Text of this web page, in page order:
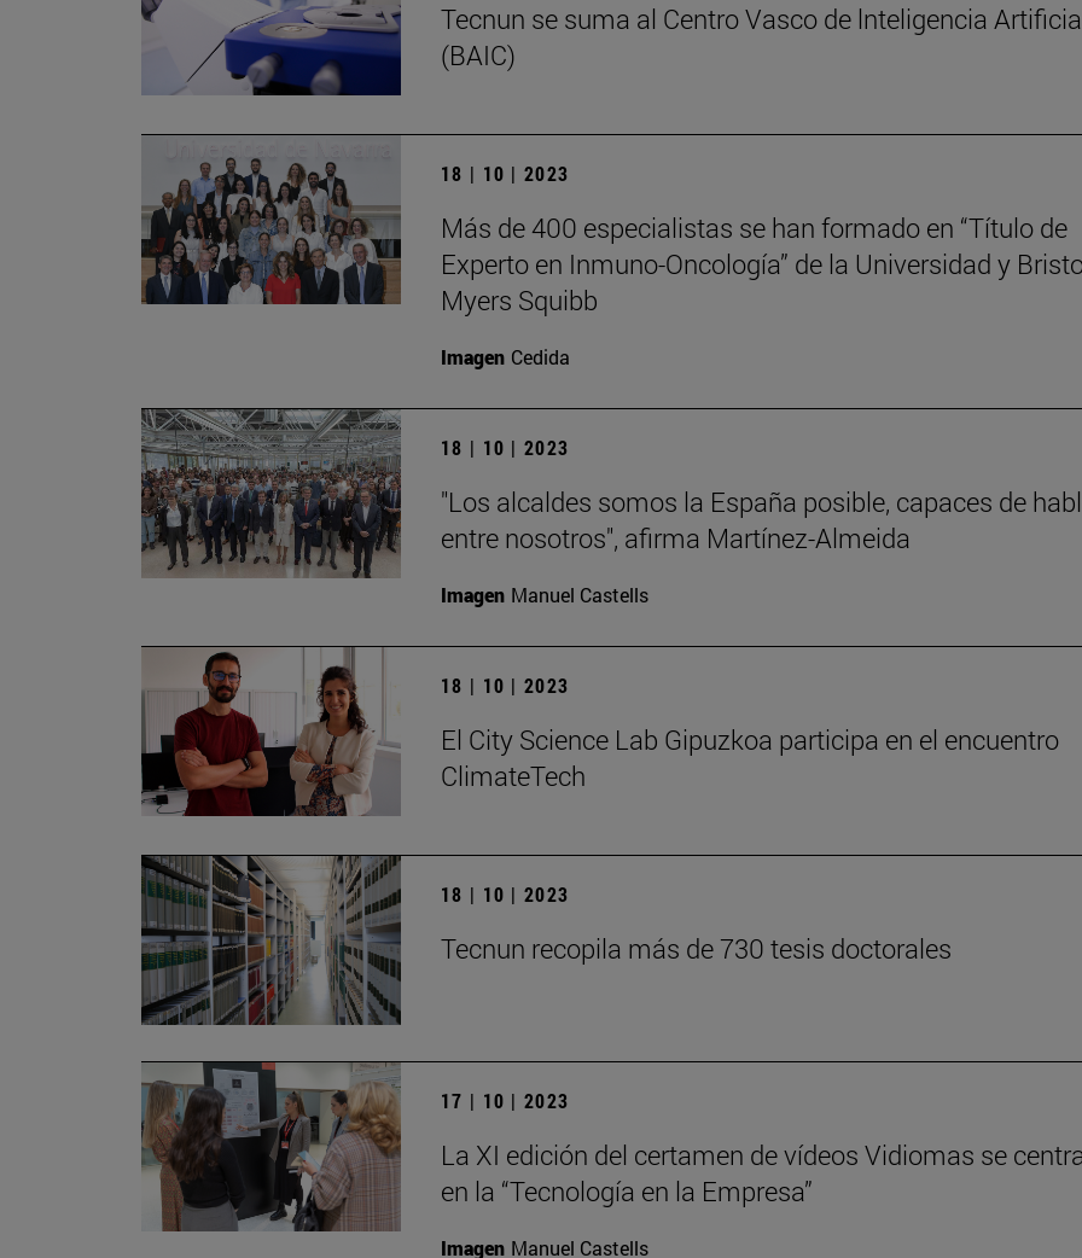
Tecnun se suma al Centro Vasco de lnteligencia
(BAIC)
18 | 10 | 2023
Más de 400 especialistas se han formado en “Título de
Experto en Inmuno-Oncología” de la Universidad y
Myers Squibb
Imagen Cedida
18 | 10 | 2023
"Los alcaldes somos la España posible, capaces de
entre nosotros", afirma Martínez-Almeida
Imagen Manuel Castells
18 | 10 | 2023
El City Science Lab Gipuzkoa participa en el encuentro
ClimateTech
18 | 10 | 2023
Tecnun recopila más de 730 tesis doctorales
17 | 10 | 2023
La XI edición del certamen de vídeos Vidiomas se
en la “Tecnología en la Empresa”
Imagen Manuel Castells